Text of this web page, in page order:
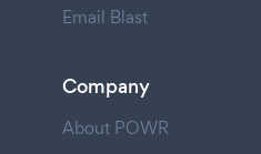
Email Blast
Company
About POWR